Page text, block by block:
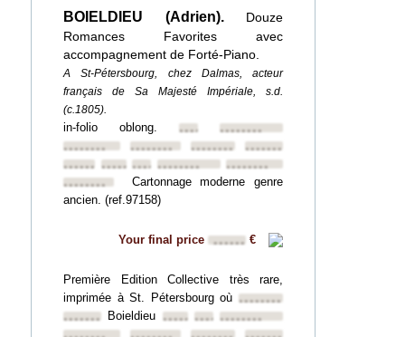
BOIELDIEU (Adrien). Douze
Romances Favorites avec
accompagnement de Forté-Piano.
A St-Pétersbourg, chez Dalmas, acteur
français de Sa Majesté Impériale, s.d.
(c.1805).
in-folio oblong. ••••••••••••••••
••••••••
•••••••• ••••••••
••••••••
••••••••••••••••••••••••••••••••
••••••••
••••••••
Cartonnage moderne genre
ancien. (ref.97158)
Your final price •••••• €
Première Edition Collective très rare,
imprimée à St. Pétersbourg où ••••••••
•••••••• Boieldieu ••••••••••••••••••••••••